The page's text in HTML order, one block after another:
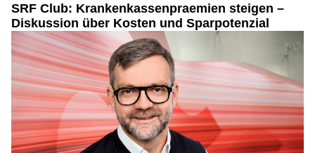
SRF Club: Krankenkassenpraemien steigen –
Diskussion über Kosten und Sparpotenzial